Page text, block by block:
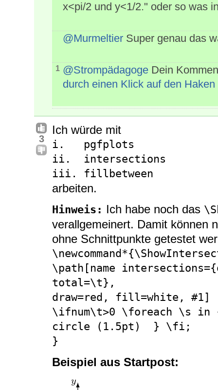
x<pi/2 und y<1/2." oder so was
@Murmeltier Super genau das
1 @Strompädagoge Dein
durch einen Klick auf den
3
Ich würde mit
i.   pgfplots
ii.  intersections
iii. fillbetween
arbeiten.
Hinweis: Ich habe noch das
verallgemeinert. Damit können
ohne Schnittpunkte getestet
\path[name
total=\t},
draw=red, fill=white, #1]
\ifnum\t>0 \foreach \s
circle (1.5pt)  } \fi;
}
Beispiel aus Startpost: